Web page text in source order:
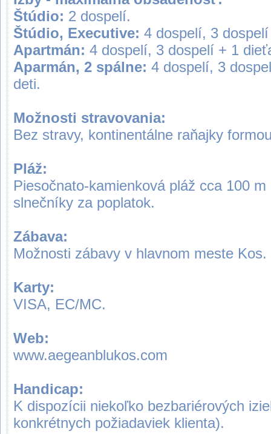
Štúdio: 2 dospelí.
Štúdio, Executive: 4 dospelí, 3
Apartmán: 4 dospelí, 3 dospelí + 1
Aparmán, 2 spálne: 4 dospelí, 3
deti.
Možnosti stravovania:
Bez stravy, kontinentálne raňajky
Pláž:
Piesočnato-kamienková pláž cca 100
slnečníky za poplatok.
Zábava:
Možnosti zábavy v hlavnom meste Kos.
Karty:
VISA, EC/MC.
Web:
www.aegeanblukos.com
Handicap:
K dispozícii niekoľko bezbariérových
konkrétnych požiadaviek klienta).